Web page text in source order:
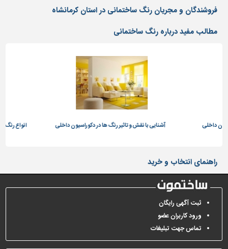
حفاظ
کفپوش
محوطه
سازی
نما
ساخت
ساز
فروشندگان و مجریان رنگ ساختمانی در استان کرمانشاه
مطالب مفید درباره رنگ ساختمانی
داخلی آشنایی با نقش و تاثیر رنگ ها در دکوراسیون داخلی انواع رنگ
راهنمای انتخاب و خرید
ثبت آگهی رایگان
ورود کاربران عضو
تماس جهت تبلیغات